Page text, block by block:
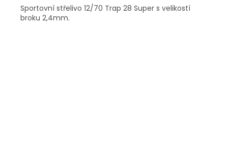
Sportovní střelivo 12/70 Trap 28 Super s velikostí
broku 2,4mm.